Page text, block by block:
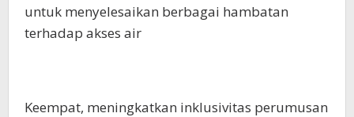
untuk menyelesaikan berbagai hambatan
terhadap akses air
Keempat, meningkatkan inklusivitas perumusan